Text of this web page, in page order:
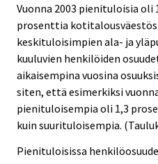
Vuonna 2003 pienituloisia oli
prosenttia
keskituloisimpien ala- ja
kuuluvien henkilöiden
aikaisempina vuosina
siten, että esimerkiksi
pienituloisempia oli 1,3
kuin suurituloisempia.
Pienituloisissa